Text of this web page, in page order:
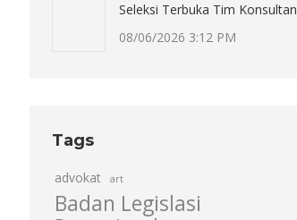
Seleksi Terbuka Tim Konsultan
08/06/2026 3:12 PM
Tags
advokat art
Badan Legislasi